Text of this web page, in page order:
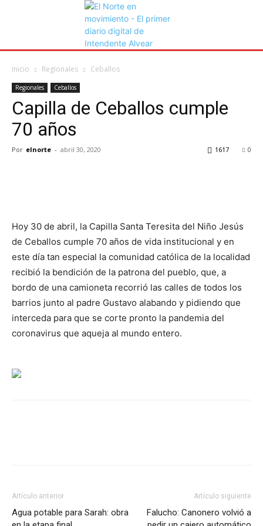
Inicio Regionales Ceballos
Regionales Ceballos
Capilla de Ceballos cumple
70 años
Por elnorte - abril 30, 2020 0
1617
Hoy 30 de abril, la Capilla Santa Teresita del Niño Jesús
de Ceballos cumple 70 años de vida institucional y en
este día tan especial la comunidad católica de la localidad
recibió la bendición de la patrona del pueblo, que, a
bordo de una camioneta recorrió las calles de todos los
barrios junto al padre Gustavo alabando y pidiendo que
interceda para que se corte pronto la pandemia del
coronavirus que aqueja al mundo entero.
Artículo anterior
Agua potable para Sarah: obra
Artículo siguiente
Falucho: Canonero volvió a